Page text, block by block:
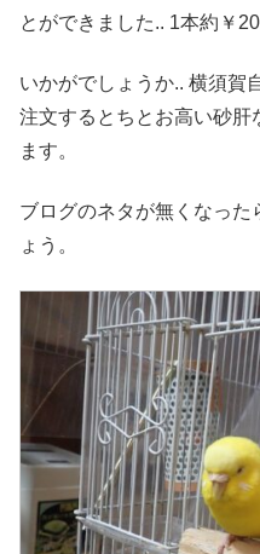
とができました.. 1本約￥
いかがでしょうか.. 横須賀
注文するとちとお高い砂肝
ます。
ブログのネタが無くなった
ょう。